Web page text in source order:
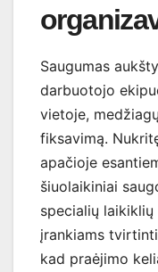
Saugumas
darbuotojo
vietoje,
fiksavimą.
apačioje
šiuolaikiniai
specialių
įrankiams
kad praėjimo